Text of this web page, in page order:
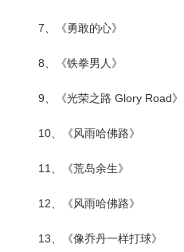
7、《勇敢的心》
8、《铁拳男人》
9、《光荣之路 Glory Road》
10、《风雨哈佛路》
11、《荒岛余生》
12、《风雨哈佛路》
13、《像乔丹一样打球》